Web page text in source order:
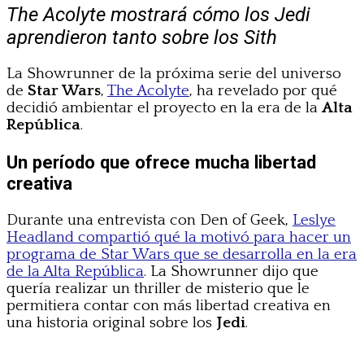
The Acolyte mostrará cómo los Jedi
aprendieron tanto sobre los Sith
La Showrunner de la próxima serie del universo
de Star Wars, The Acolyte, ha revelado por qué
decidió ambientar el proyecto en la era de la Alta
República.
Un período que ofrece mucha libertad
creativa
Durante una entrevista con Den of Geek, Leslye
Headland compartió qué la motivó para hacer un
programa de Star Wars que se desarrolla en la era
de la Alta República. La Showrunner dijo que
quería realizar un thriller de misterio que le
permitiera contar con más libertad creativa en
una historia original sobre los Jedi.